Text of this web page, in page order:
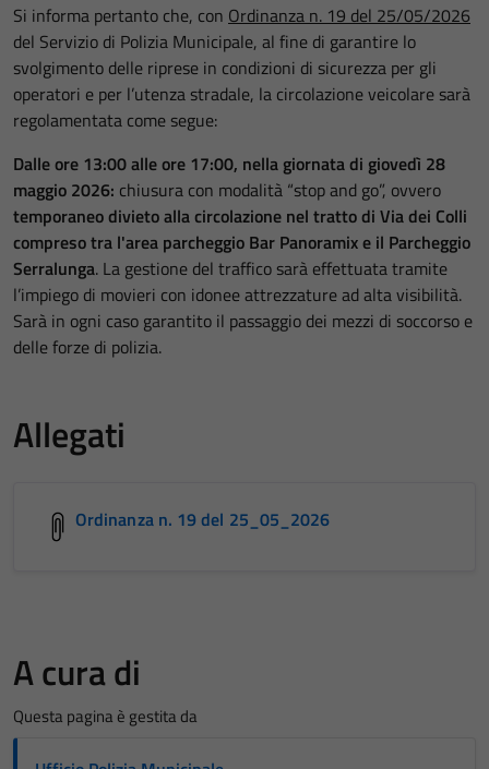
Si informa pertanto che, con Ordinanza n. 19 del 25/05/2026
del Servizio di Polizia Municipale, al fine di garantire lo
svolgimento delle riprese in condizioni di sicurezza per gli
operatori e per l’utenza stradale, la circolazione veicolare sarà
regolamentata come segue:
Dalle ore 13:00 alle ore 17:00, nella giornata di giovedì 28
maggio 2026: chiusura con modalità “stop and go”, ovvero
temporaneo divieto alla circolazione nel tratto di Via dei Colli
compreso tra l'area parcheggio Bar Panoramix e il Parcheggio
Serralunga. La gestione del traffico sarà effettuata tramite
l’impiego di movieri con idonee attrezzature ad alta visibilità.
Sarà in ogni caso garantito il passaggio dei mezzi di soccorso e
delle forze di polizia.
Allegati
Ordinanza n. 19 del 25_05_2026
A cura di
Questa pagina è gestita da